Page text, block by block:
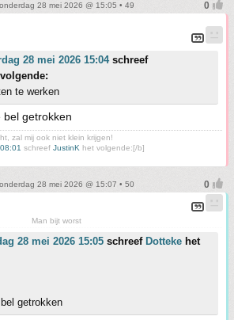
28 mei 2026 @ 15:05 • 49
28 mei 2026 15:04schreef
te werken
bel getrokken
zal mij ook niet klein krijgen!
schreef JustinK het volgende:[/b]
28 mei 2026 @ 15:07 • 50
Man bijt worst
28 mei 2026 15:05 schreef Dotteke het
getrokken